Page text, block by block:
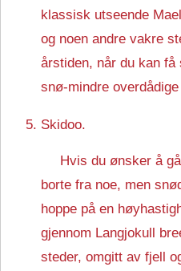
klassisk utseende
og noen andre vakre
årstiden, når du kan
snø-mindre
Skidoo.
Hvis du ønsker å
borte fra noe, men
hoppe på en
gjennom Langjokull
steder, omgitt av fjell